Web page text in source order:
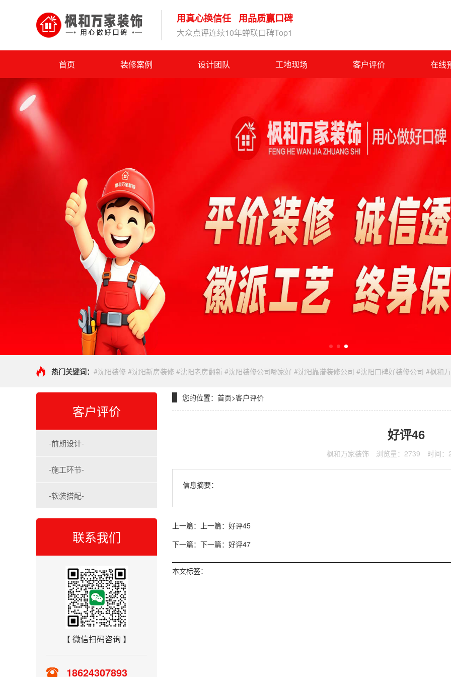
用真心换信任 用品质赢口碑
大众点评连续10年蝉联口碑Top1
首页 装修案例 设计团队 工地现场 客户评价 在线
热门关键词： #沈阳装修 #沈阳新房装修 #沈阳老房翻新 #沈阳装修公司哪家好 #沈阳靠谱装修公司 #沈阳口碑好装修公司 #枫和
客户评价
-前期设计-
-施工环节-
-软装搭配-
联系我们
【 微信扫码咨询 】
18624307893
您的位置： 首页>客户评价
好评46
枫和万家装饰 浏览量：2739 时间
信息摘要：
上一篇：
上一篇：好评45
下一篇： 下一篇：好评47
本文标签：